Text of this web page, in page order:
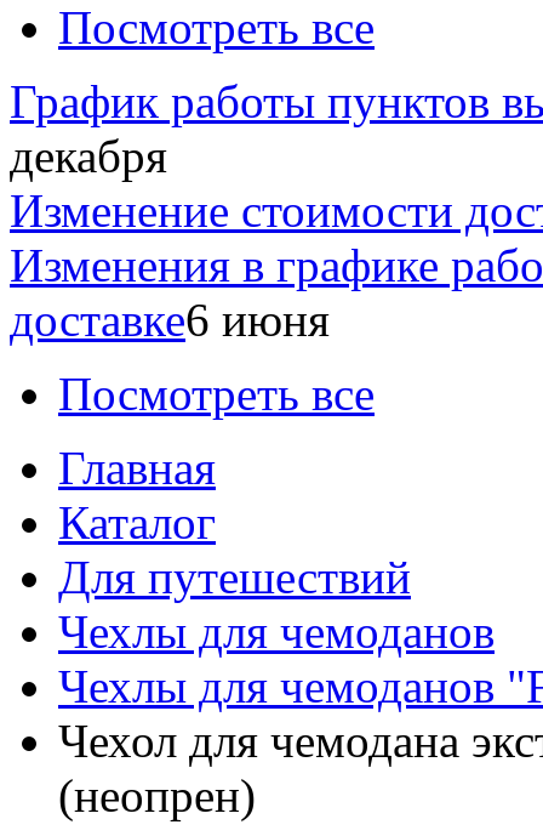
Посмотреть все
График работы пунктов
декабря
Изменение стоимости
Изменения в графике
доставке6 июня
Посмотреть все
Главная
Каталог
Для путешествий
Чехлы для чемоданов
Чехлы для чемоданов
Чехол для чемодана
(неопрен)